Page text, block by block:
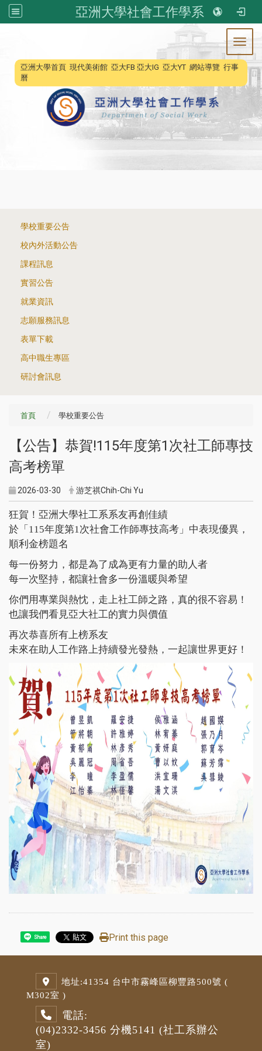
亞洲大學社會工作學系
::: 亞洲大學首頁 現代美術館 亞大FB 亞大IG 亞大YT 網站導覽 行事
曆
學校重要公告
校內外活動公告
課程訊息
實習公告
就業資訊
志願服務訊息
表單下載
高中職生專區
研討會訊息
首頁 學校重要公告
【公告】恭賀!115年度第1次社工師專技
高考榜單
2026-03-30 游芝祺Chih-Chi Yu
狂賀！亞洲大學社工系系友再創佳績
於「115年度第1次社會工作師專技高考」中表現優異，
順利金榜題名
每一份努力，都是為了成為更有力量的助人者
每一次堅持，都讓社會多一份溫暖與希望
你們用專業與熱忱，走上社工師之路，真的很不容易！
也讓我們看見亞大社工的實力與價值
再次恭喜所有上榜系友
未來在助人工作路上持續發光發熱，一起讓世界更好！
Share Print this page
地址:41354 台中市霧峰區柳豐路500號 (
M302室 )
電話:
(04)2332-3456 分機5141 (社工系辦公
室)